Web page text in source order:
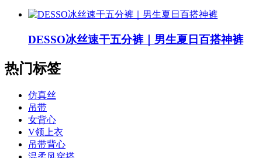
DESSO冰丝速干五分裤｜男生夏日百搭神裤
热门标签
仿真丝
吊带
女背心
V领上衣
吊带背心